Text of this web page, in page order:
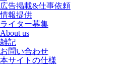
広告掲載&仕事依頼
情報提供
ライター募集
About us
雑記
お問い合わせ
本サイトの仕様